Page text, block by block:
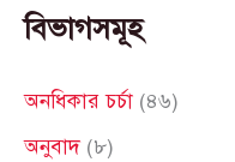
a
c
বিভাগসমূহ
অনধিকার চর্চা (৪৬)
অনুবাদ(৮)